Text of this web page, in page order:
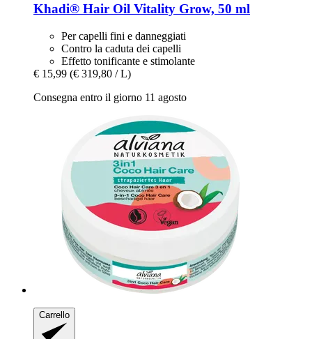
Khadi® Hair Oil Vitality Grow, 50 ml
Per capelli fini e danneggiati
Contro la caduta dei capelli
Effetto tonificante e stimolante
€ 15,99 (€ 319,80 / L)
Consegna entro il giorno 11 agosto
Carrello